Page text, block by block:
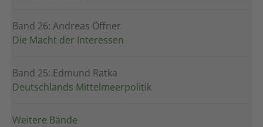
Band 26: Andreas Öffner
Die Macht der Interessen
Band 25: Edmund Ratka
Deutschlands Mittelmeerpolitik
Weitere Bände